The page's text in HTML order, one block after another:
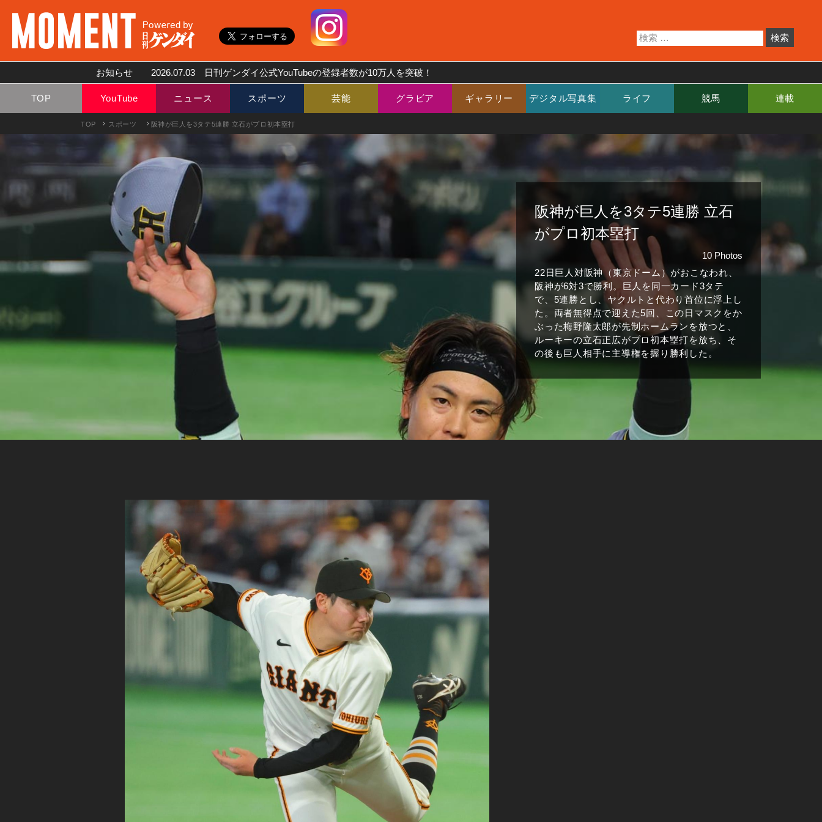
お知らせ 2026.07.03 日刊ゲンダイ公式YouTubeの登録者数が10万人を突破！
TOP YouTube ニュース スポーツ 芸能 グラビア ギャラリー デジタル写真集 ライフ 競馬 連載
TOP スポーツ 阪神が巨人を3タテ5連勝 立石がプロ初本塁打
阪神が巨人を3タテ5連勝 立石
がプロ初本塁打
10 Photos
22日巨人対阪神（東京ドーム）がおこなわれ、
阪神が6対3で勝利。巨人を同一カード3タテ
で、5連勝とし、ヤクルトと代わり首位に浮上し
た。両者無得点で迎えた5回、この日マスクをか
ぶった梅野隆太郎が先制ホームランを放つと、
ルーキーの立石正広がプロ初本塁打を放ち、そ
の後も巨人相手に主導権を握り勝利した。